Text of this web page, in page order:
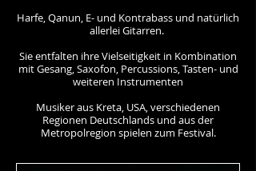
​Harfe, Qanun, E- und Kontrabass und natürlich
allerlei Gitarren.
Sie entfalten ihre Vielseitigkeit in Kombination
mit Gesang, Saxofon, Percussions, Tasten- und
weiteren Instrumenten
Musiker aus Kreta, USA, verschiedenen
Regionen Deutschlands und aus der
Metropolregion spielen zum Festival.